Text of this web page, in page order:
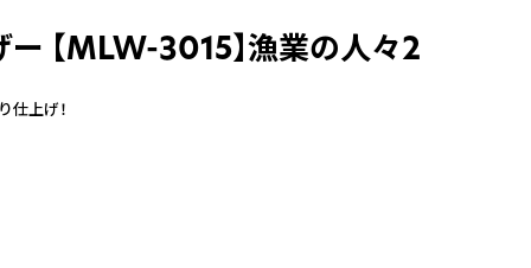
【MLW-3015】漁業の人々2
上げ！